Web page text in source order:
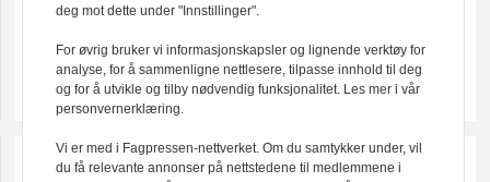
deg mot dette under "Innstillinger".
For øvrig bruker vi informasjonskapsler og lignende verktøy for
analyse, for å sammenligne nettlesere, tilpasse innhold til deg
og for å utvikle og tilby nødvendig funksjonalitet. Les mer i vår
personvernerklæring.
Vi er med i Fagpressen-nettverket. Om du samtykker under, vil
du få relevante annonser på nettstedene til medlemmene i